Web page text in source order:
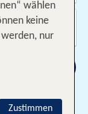
wählen
keine
nur
Zustimmen